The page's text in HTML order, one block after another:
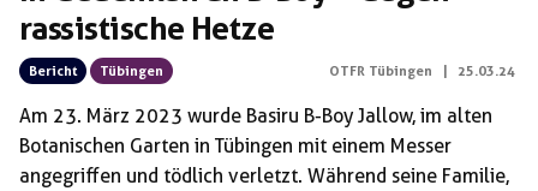
rassistische Hetze
Bericht Tübingen OTFR Tübingen 25.03.24
Am 23. März 2023 wurde Basiru B-Boy Jallow, im alten
Botanischen Garten in Tübingen mit einem Messer
angegriffen und tödlich verletzt. Während seine Familie,